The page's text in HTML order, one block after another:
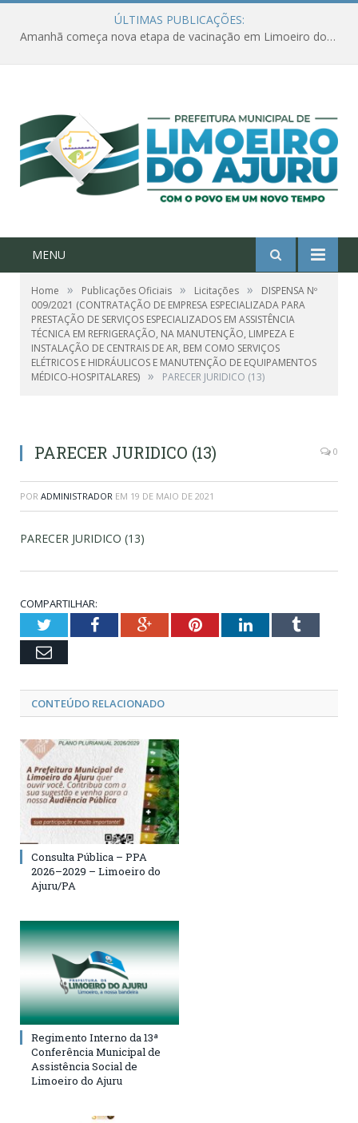
ÚLTIMAS PUBLICAÇÕES:
Amanhã começa nova etapa de vacinação em Limoeiro do Ajuru para idosos com 65 ou mais
MENU
Home » Publicações Oficiais » Licitações »
DISPENSA Nº
009/2021 (CONTRATAÇÃO DE EMPRESA ESPECIALIZADA PARA
PRESTAÇÃO DE SERVIÇOS ESPECIALIZADOS EM ASSISTÊNCIA
TÉCNICA EM REFRIGERAÇÃO, NA MANUTENÇÃO, LIMPEZA E
INSTALAÇÃO DE CENTRAIS DE AR, BEM COMO SERVIÇOS
ELÉTRICOS E HIDRÁULICOS E MANUTENÇÃO DE EQUIPAMENTOS
MÉDICO-HOSPITALARES) » PARECER JURIDICO (13)
PARECER JURIDICO (13) 0
POR ADMINISTRADOR EM 19 DE MAIO DE 2021
PARECER JURIDICO (13)
COMPARTILHAR:
TwitterFacebookGoogle+PinterestLinkedInTumblr
Email
CONTEÚDO RELACIONADO
Consulta Pública – PPA
2026–2029 – Limoeiro do
Ajuru/PA
Regimento Interno da 13ª
Conferência Municipal de
Assistência Social de
Limoeiro do Ajuru